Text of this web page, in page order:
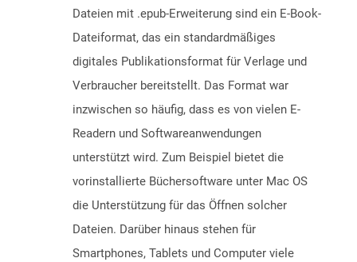
Dateien mit .epub-Erweiterung sind ein E-Book-
Dateiformat, das ein standardmäßiges
digitales Publikationsformat für Verlage und
Verbraucher bereitstellt. Das Format war
inzwischen so häufig, dass es von vielen E-
Readern und Softwareanwendungen
unterstützt wird. Zum Beispiel bietet die
vorinstallierte Büchersoftware unter Mac OS
die Unterstützung für das Öffnen solcher
Dateien. Darüber hinaus stehen für
Smartphones, Tablets und Computer viele